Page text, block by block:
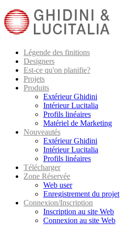
Légende des finitions
Designers
Est-ce qu'on planifie?
Projets
Produits
Extérieur Ghidini
Intérieur Lucitalia
Profils linéaires
Matériel de Marketing
Nouveautés
Extérieur Ghidini
Intérieur Lucitalia
Profils linéaires
Télécharger
Zone Réservée
Web user
Enregistrement du projet
Connexion/Inscription
Inscription au site Web
Connexion au site Web